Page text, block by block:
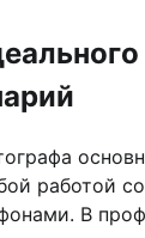
работой
В